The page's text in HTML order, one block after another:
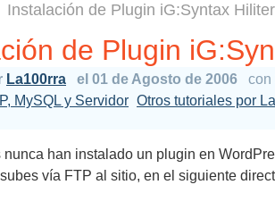
Instalación de Plugin iG:Syntax
de Plugin
La100rra el 01 de Agosto de 2006
con
MySQL y Servidor Otros tutoriales por
nunca han instalado un plugin en
vía FTP al sitio, en el siguiente